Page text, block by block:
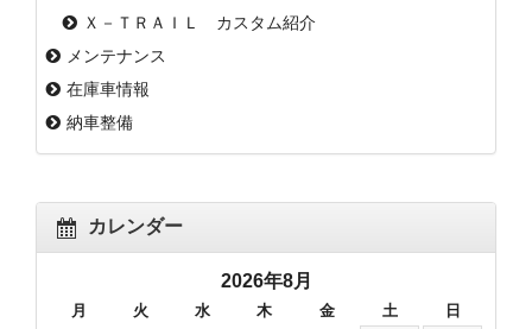
Ｘ－ＴＲＡＩＬ カスタム紹介
メンテナンス
在庫車情報
納車整備
カレンダー
2026年8月
月 火 水 木 金 土 日